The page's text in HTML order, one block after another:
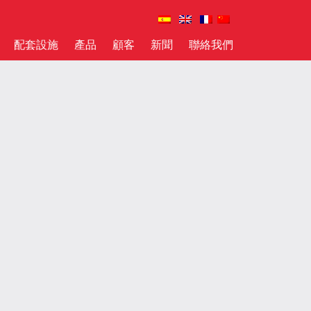
配套設施 產品 顧客 新聞 聯絡我們